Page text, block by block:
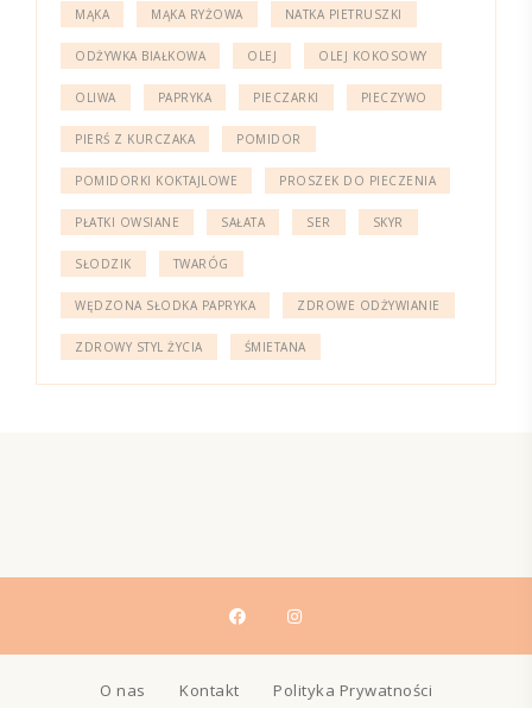
MĄKA MĄKA RYŻOWA NATKA PIETRUSZKI
ODŻYWKA BIAŁKOWA OLEJ OLEJ KOKOSOWY
OLIWA PAPRYKA PIECZARKI PIECZYWO
PIERŚ Z KURCZAKA POMIDOR
POMIDORKI KOKTAJLOWE PROSZEK DO PIECZENIA
PŁATKI OWSIANE SAŁATA SER SKYR
SŁODZIK TWARÓG
WĘDZONA SŁODKA PAPRYKA ZDROWE ODŻYWIANIE
ZDROWY STYL ŻYCIA ŚMIETANA
O nas Kontakt Polityka Prywatności